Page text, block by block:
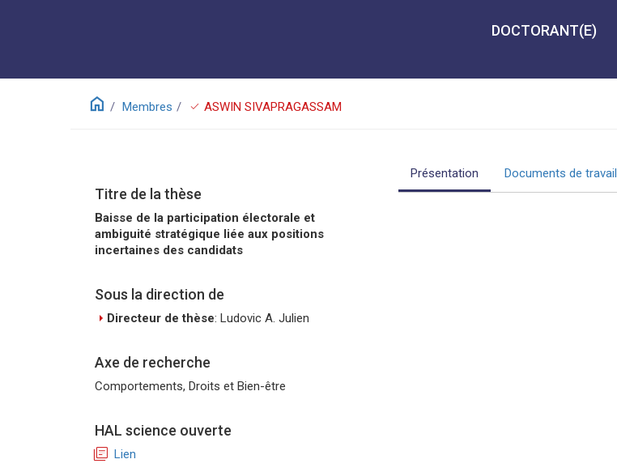
DOCTORANT(E)
home Membres check ASWIN SIVAPRAGASSAM
Titre de la thèse
Baisse de la participation électorale et
ambiguité stratégique liée aux positions
incertaines des candidats
Sous la direction de
arrow_rightDirecteur de thèse: Ludovic A. Julien
Axe de recherche
Comportements, Droits et Bien-être
HAL science ouverte
library_books Lien
Présentation Documents de travail